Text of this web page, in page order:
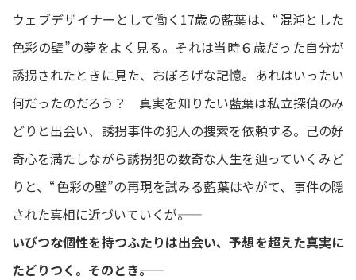
ウェブデザイナーとして働く17歳の藍葉は、“混沌とした
色彩の壁”の夢をよく見る。それは当時６歳だった自分が
誘拐されたときに見た、おぼろげな記憶。あれはいったい
何だったのだろう？ 真実を知りたい藍葉は私立探偵のみ
どりと出会い、誘拐事件の犯人の捜索を依頼する。己の好
奇心を満たしながら誘拐犯の数奇な人生を辿っていくみど
りと、“色彩の壁”の再現を試みる藍葉はやがて、事件の隠
された真相に近づいていくが――。
いびつな個性を持つふたりは出会い、予想を超えた真実に
たどりつく。そのとき――。